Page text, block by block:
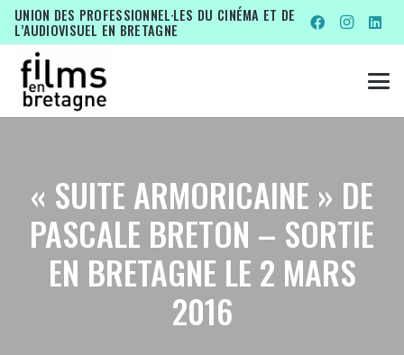
UNION DES PROFESSIONNEL·LES DU CINÉMA ET DE
L’AUDIOVISUEL EN BRETAGNE
« SUITE ARMORICAINE » DE
PASCALE BRETON – SORTIE
EN BRETAGNE LE 2 MARS
2016